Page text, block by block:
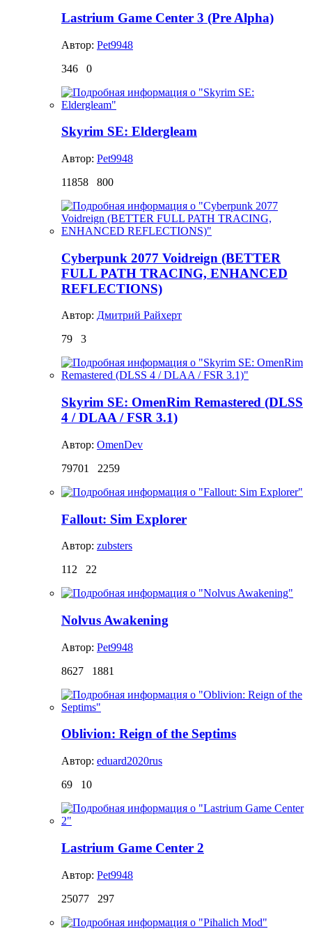
Lastrium Game Center 3 (Pre Alpha)
Автор: Pet9948
346
0
Skyrim SE: Eldergleam
Автор: Pet9948
11858
800
Cyberpunk 2077 Voidreign (BETTER
FULL PATH TRACING, ENHANCED
REFLECTIONS)
Автор: Дмитрий Райхерт
79
3
Skyrim SE: OmenRim Remastered (DLSS
4 / DLAA / FSR 3.1)
Автор: OmenDev
79701
2259
Fallout: Sim Explorer
Автор: zubsters
112
22
Nolvus Awakening
Автор: Pet9948
8627
1881
Oblivion: Reign of the Septims
Автор: eduard2020rus
69
10
Lastrium Game Center 2
Автор: Pet9948
25077
297